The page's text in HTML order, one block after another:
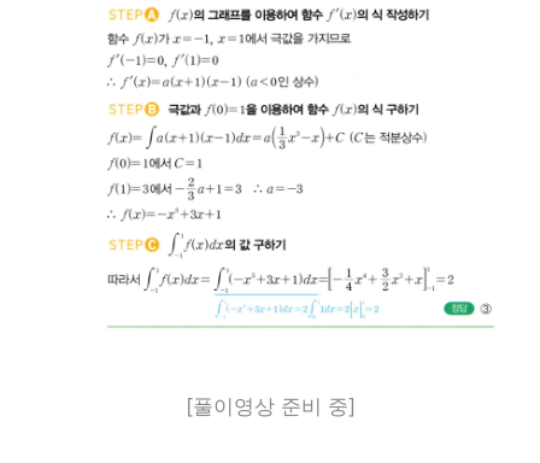
[풀이영상 준비 중]